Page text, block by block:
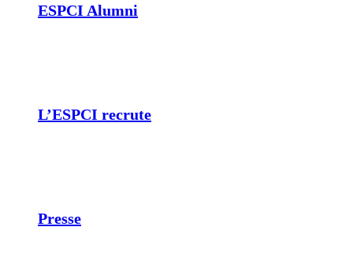
ESPCI Alumni
L’ESPCI recrute
Presse